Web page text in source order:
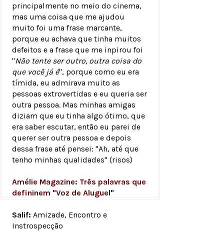
principalmente no meio do cinema,
mas uma coisa que me ajudou
muito foi uma frase marcante,
porque eu achava que tinha muitos
defeitos e a frase que me inpirou foi
"Não tente ser outro, outra coisa do
que você já é", porque como eu era
tímida, eu admirava muito as
pessoas extrovertidas e eu queria ser
outra pessoa. Mas minhas amigas
diziam que eu tinha algo ótimo, que
era saber escutar, então eu parei de
querer ser outra pessoa e depois
dessa frase até pensei: "Ah, até que
tenho minhas qualidades" (risos)
Amélie Magazine: Três palavras que
defininem "Voz de Aluguel"
Salif: Amizade, Encontro e
Instrospecção